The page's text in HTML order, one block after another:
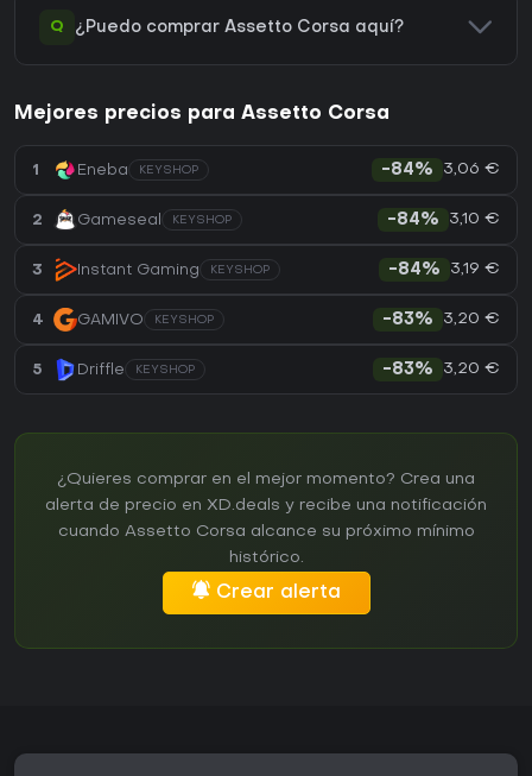
Q ¿Puedo comprar Assetto Corsa aquí?
Mejores precios para Assetto Corsa
1 Eneba KEYSHOP -84% 3,06 €
2 Gameseal KEYSHOP -84% 3,10 €
3 Instant Gaming KEYSHOP -84% 3,19 €
4 GAMIVO KEYSHOP -83% 3,20 €
5 Driffle KEYSHOP -83% 3,20 €
¿Quieres comprar en el mejor momento? Crea una
alerta de precio en XD.deals y recibe una notificación
cuando Assetto Corsa alcance su próximo mínimo
histórico.
Crear alerta